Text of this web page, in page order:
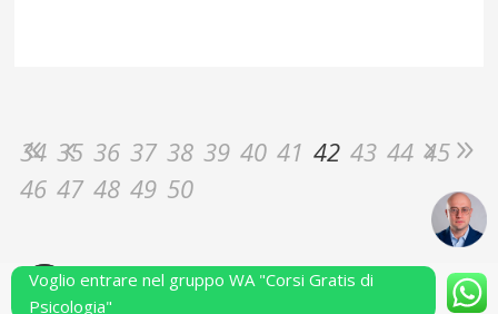
34 35 36 37 38 39 40 41 42 43 44 45
46 47 48 49 50
Powered by Performarsi S.a.s.
Voglio entrare nel gruppo WA "Corsi Gratis di
Psicologia"